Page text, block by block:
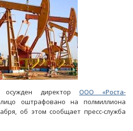
осужден директор ООО «Роста-
оштрафовано на полмиллиона
об этом сообщает пресс-служба